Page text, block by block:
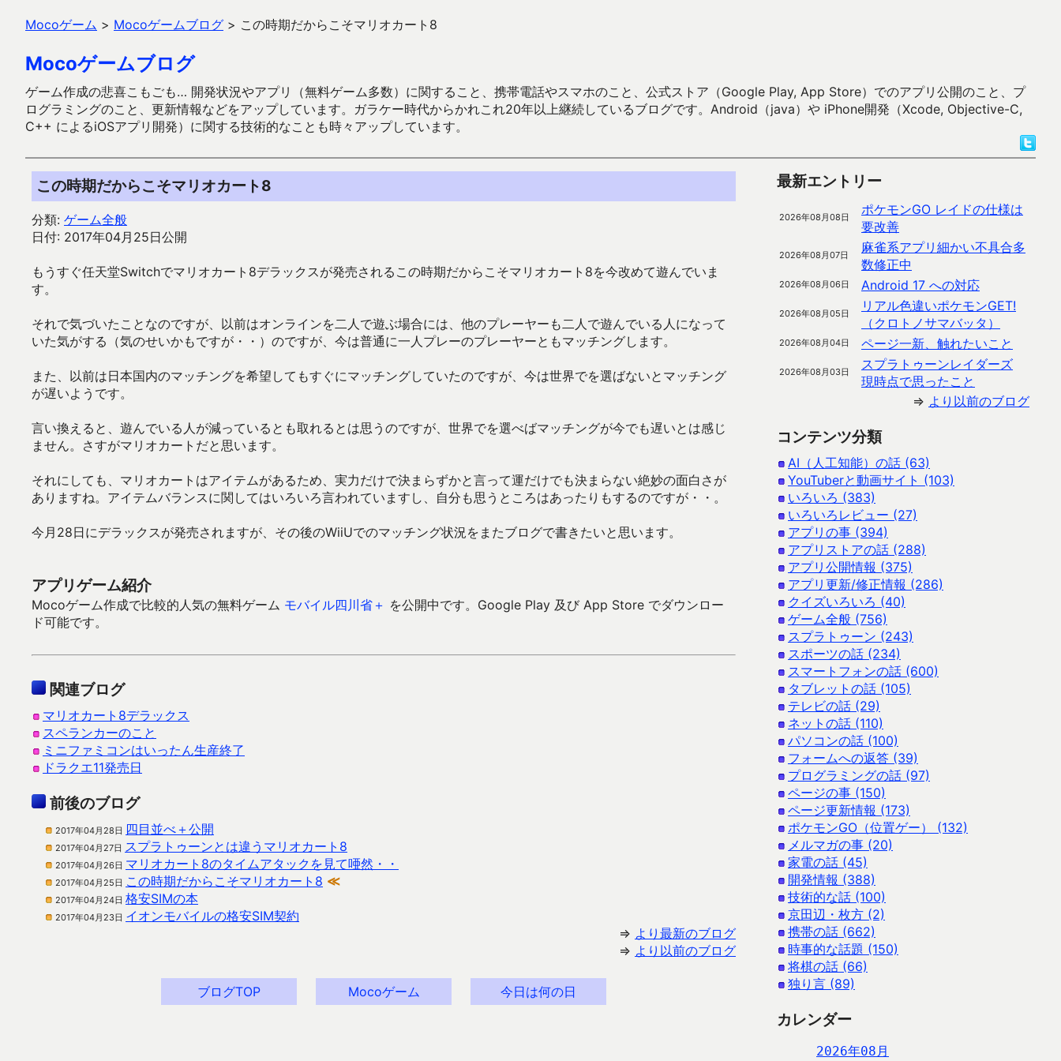
Mocoゲーム > Mocoゲームブログ > この時期だからこそマリオカート8
Mocoゲームブログ
ゲーム作成の悲喜こもごも… 開発状況やアプリ（無料ゲーム多数）に関すること、携帯電話やスマホのこと、公式ストア（Google Play, App Store）でのアプリ公開のこと、プ
ログラミングのこと、更新情報などをアップしています。ガラケー時代からかれこれ20年以上継続しているブログです。Android（java）や iPhone開発（Xcode, Objective-C,
C++ によるiOSアプリ開発）に関する技術的なことも時々アップしています。
この時期だからこそマリオカート8
分類: ゲーム全般
日付: 2017年04月25日公開
もうすぐ任天堂Switchでマリオカート8デラックスが発売されるこの時期だからこそマリオカート8を今改めて遊んでいま
す。
それで気づいたことなのですが、以前はオンラインを二人で遊ぶ場合には、他のプレーヤーも二人で遊んでいる人になって
いた気がする（気のせいかもですが・・）のですが、今は普通に一人プレーのプレーヤーともマッチングします。
また、以前は日本国内のマッチングを希望してもすぐにマッチングしていたのですが、今は世界でを選ばないとマッチング
が遅いようです。
言い換えると、遊んでいる人が減っているとも取れるとは思うのですが、世界でを選べばマッチングが今でも遅いとは感じ
ません。さすがマリオカートだと思います。
それにしても、マリオカートはアイテムがあるため、実力だけで決まらずかと言って運だけでも決まらない絶妙の面白さが
ありますね。アイテムバランスに関してはいろいろ言われていますし、自分も思うところはあったりもするのですが・・。
今月28日にデラックスが発売されますが、その後のWiiUでのマッチング状況をまたブログで書きたいと思います。
アプリゲーム紹介
Mocoゲーム作成で比較的人気の無料ゲーム モバイル四川省＋ を公開中です。Google Play 及び App Store でダウンロー
ド可能です。
関連ブログ
マリオカート8デラックス
スペランカーのこと
ミニファミコンはいったん生産終了
ドラクエ11発売日
前後のブログ
2017年04月28日 四目並べ＋公開
2017年04月27日 スプラトゥーンとは違うマリオカート8
2017年04月26日 マリオカート8のタイムアタックを見て唖然・・
2017年04月25日 この時期だからこそマリオカート8 ≪
2017年04月24日 格安SIMの本
2017年04月23日 イオンモバイルの格安SIM契約
⇒ より最新のブログ
⇒ より以前のブログ
ブログTOP Mocoゲーム 今日は何の日
最新エントリー
2026年08月08日
ポケモンGO レイドの仕様は
要改善
2026年08月07日
麻雀系アプリ細かい不具合多
数修正中
2026年08月06日 Android 17 への対応
2026年08月05日
リアル色違いポケモンGET!
（クロトノサマバッタ）
2026年08月04日 ページ一新、触れたいこと
2026年08月03日
スプラトゥーンレイダーズ
現時点で思ったこと
⇒ より以前のブログ
コンテンツ分類
AI（人工知能）の話 (63)
YouTuberと動画サイト (103)
いろいろ (383)
いろいろレビュー (27)
アプリの事 (394)
アプリストアの話 (288)
アプリ公開情報 (375)
アプリ更新/修正情報 (286)
クイズいろいろ (40)
ゲーム全般 (756)
スプラトゥーン (243)
スポーツの話 (234)
スマートフォンの話 (600)
タブレットの話 (105)
テレビの話 (29)
ネットの話 (110)
パソコンの話 (100)
フォームへの返答 (39)
プログラミングの話 (97)
ページの事 (150)
ページ更新情報 (173)
ポケモンGO（位置ゲー） (132)
メルマガの事 (20)
家電の話 (45)
開発情報 (388)
技術的な話 (100)
京田辺・枚方 (2)
携帯の話 (662)
時事的な話題 (150)
将棋の話 (66)
独り言 (89)
カレンダー
2026年08月